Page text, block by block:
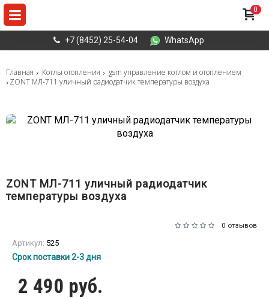
+7 (8452) 25-54-04 WhatsApp
0
Главная Котлы отопления
gsm управление котлом и отоплением
ZONT МЛ-711 уличный радиодатчик температуры воздуха
ZONT МЛ-711 уличный радиодатчик
температуры воздуха
0 отзывов
Артикул: 525
Срок поставки 2-3 дня
2 490 руб.